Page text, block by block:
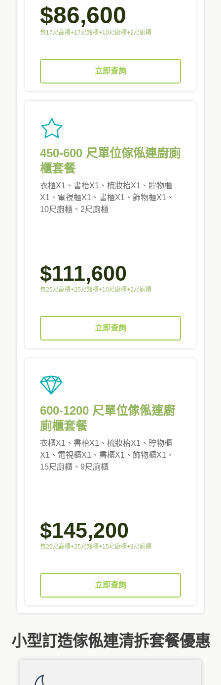
$86,600
包17尺高櫃+17尺矮櫃+10尺廚櫃+2尺廁櫃
立即查詢
450-600 尺單位傢俬連廚廁
櫃套餐
衣櫃X1、書枱X1、梳妝枱X1、貯物櫃
X1、電視櫃X1、書櫃X1、飾物櫃X1、
10尺廚櫃、2尺廁櫃
$111,600
包25尺高櫃+25尺矮櫃+10尺廚櫃+2尺廁櫃
立即查詢
600-1200 尺單位傢俬連廚
廁櫃套餐
衣櫃X1、書枱X1、梳妝枱X1、貯物櫃
X1、電視櫃X1、書櫃X1、飾物櫃X1、
15尺廚櫃、9尺廁櫃
$145,200
包25尺高櫃+25尺矮櫃+15尺廚櫃+9尺廁櫃
立即查詢
小型訂造傢俬連清拆套餐優惠